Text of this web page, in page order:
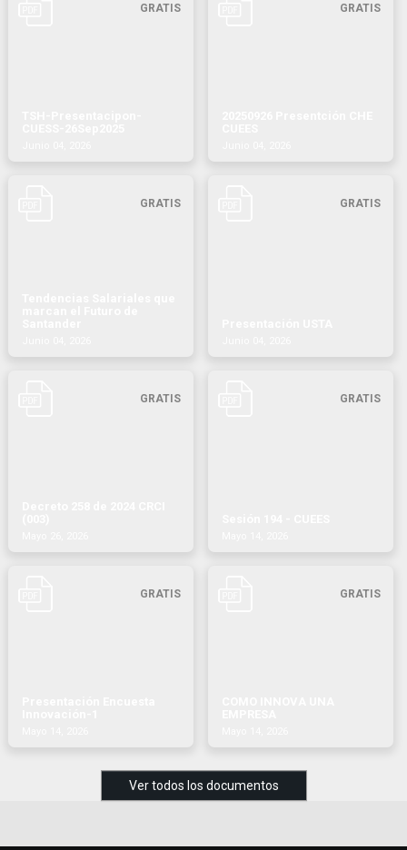
GRATIS GRATIS
GRATIS GRATIS
GRATIS GRATIS
GRATIS GRATIS
Ver todos los documentos